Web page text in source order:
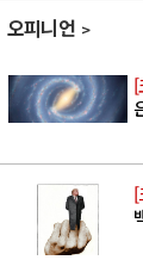
오피니언
[
[